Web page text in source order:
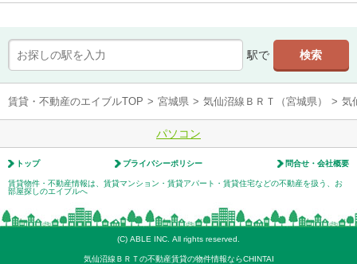
駅で
賃貸・不動産のエイブルTOP > 宮城県 > 気仙沼線ＢＲＴ（宮城県） > 気
パソコン
トップ プライバシーポリシー 問合せ・会社概要
賃貸物件・不動産情報は、賃貸マンション・賃貸アパート・賃貸住宅などの不動産を扱う、お
部屋探しのエイブルへ
(C) ABLE INC. All rights reserved.
気仙沼線ＢＲＴの不動産賃貸の物件情報ならCHINTAI